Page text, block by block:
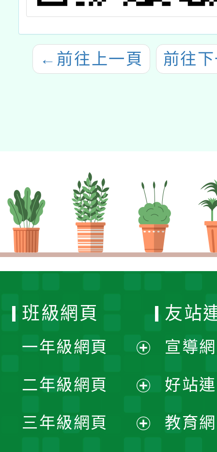
← 前往上一頁 前往
班級網頁
一年級網頁
開
選
二年級網頁
開
三年級網頁
友站
宣導
好站
教育